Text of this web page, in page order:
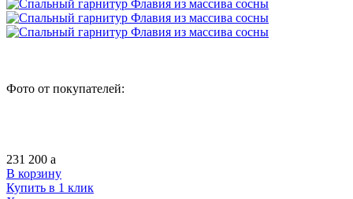
Фото от покупателей:
231 200 a
В корзину
Купить в 1 клик